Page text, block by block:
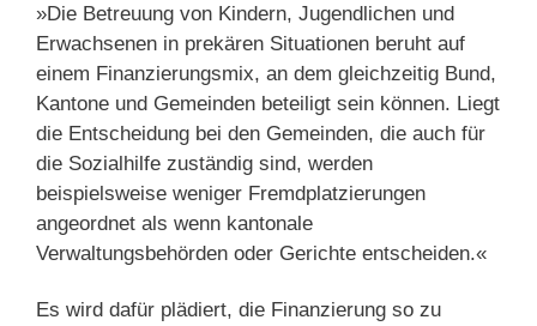
»Die Betreuung von Kindern, Jugendlichen und
Erwachsenen in prekären Situationen beruht auf
einem Finanzierungsmix, an dem gleichzeitig Bund,
Kantone und Gemeinden beteiligt sein können. Liegt
die Entscheidung bei den Gemeinden, die auch für
die Sozialhilfe zuständig sind, werden
beispielsweise weniger Fremdplatzierungen
angeordnet als wenn kantonale
Verwaltungsbehörden oder Gerichte entscheiden.«
Es wird dafür plädiert, die Finanzierung so zu